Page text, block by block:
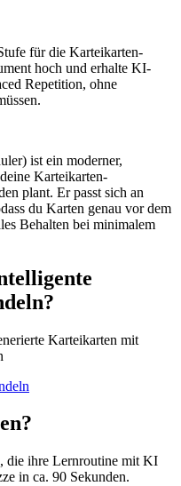
für die Karteikarten-
hoch und erhalte KI-
Repetition, ohne
ist ein moderner,
Karteikarten-
plant. Er passt sich an
du Karten genau vor dem
Behalten bei minimalem
Karteikarten mit
die ihre Lernroutine mit KI
in ca. 90 Sekunden.